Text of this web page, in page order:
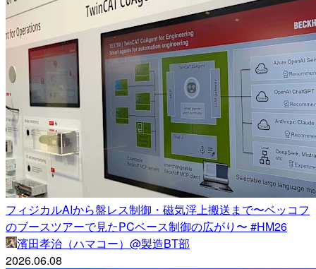
フィジカルAIから盤レス制御・磁気浮上搬送まで〜ベッコフ
のブースツアーで見たPCベース制御の広がり〜 #HM26
濱田孝治（ハマコー）@製造BT部
2026.06.08